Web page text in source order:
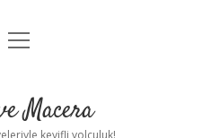
Uyarı
menüyü
Macera
keyifli yolculuk!